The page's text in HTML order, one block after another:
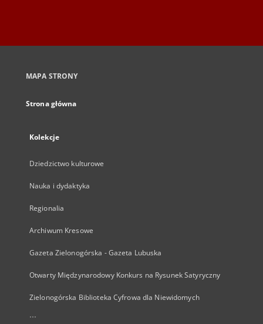
MAPA STRONY
Strona główna
Kolekcje
Dziedzictwo kulturowe
Nauka i dydaktyka
Regionalia
Archiwum Kresowe
Gazeta Zielonogórska - Gazeta Lubuska
Otwarty Międzynarodowy Konkurs na Rysunek Satyryczny
Zielonogórska Biblioteka Cyfrowa dla Niewidomych
...